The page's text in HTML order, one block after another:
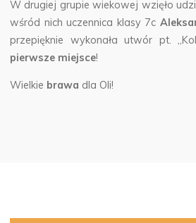
W drugiej grupie wiekowej wzięło
wśród nich uczennica klasy 7c
przepięknie wykonała utwór pt.
pierwsze miejsce!
Wielkie brawa dla Oli!